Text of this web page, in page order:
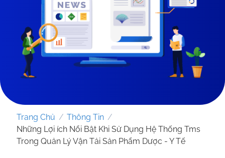
Trang Chủ / Thông Tin /
Những Lợi ích Nổi Bật Khi Sử Dụng Hệ Thống Tms
Trong Quản Lý Vận Tải Sản Phẩm Dược - Y Tế